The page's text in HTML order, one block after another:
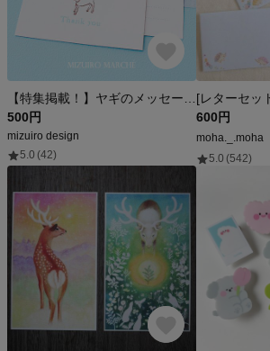
500円
mizuiro design
5.0 (42)
600円
moha._.moha
5.0 (542)